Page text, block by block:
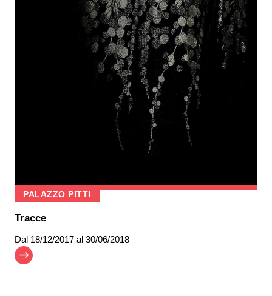
PALAZZO PITTI
Tracce
Dal 18/12/2017 al 30/06/2018